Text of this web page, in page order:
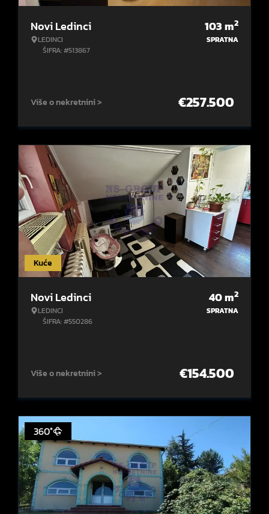
Novi Ledinci
LEDINCI
ŠIFRA: #513867
103m2
SPRATNA
Više o nekretnini > €257.500
Kuće
Novi Ledinci
LEDINCI
ŠIFRA: #550286
40m2
SPRATNA
Više o nekretnini > €154.500
360°